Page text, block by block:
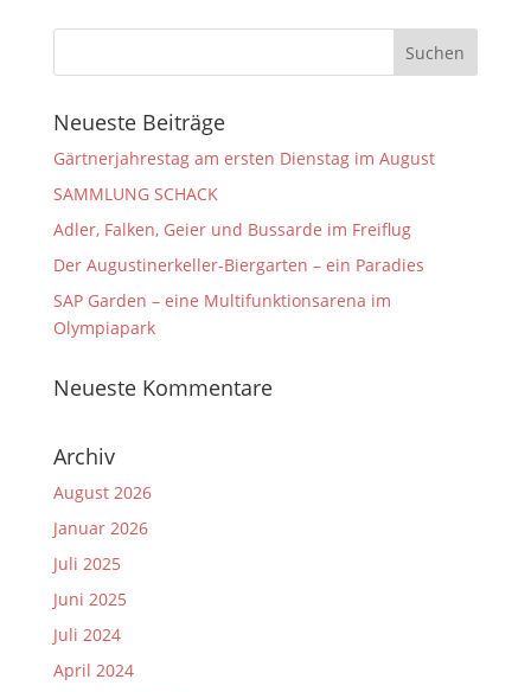
Neueste Beiträge
Gärtnerjahrestag am ersten Dienstag im August
SAMMLUNG SCHACK
Adler, Falken, Geier und Bussarde im Freiflug
Der Augustinerkeller-Biergarten – ein Paradies
SAP Garden – eine Multifunktionsarena im
Olympiapark
Neueste Kommentare
Archiv
August 2026
Januar 2026
Juli 2025
Juni 2025
Juli 2024
April 2024